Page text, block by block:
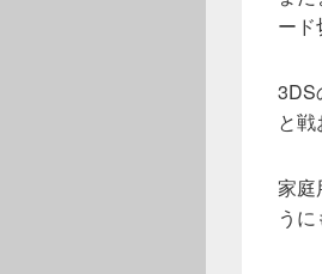
ード
3DS
と
家庭
う